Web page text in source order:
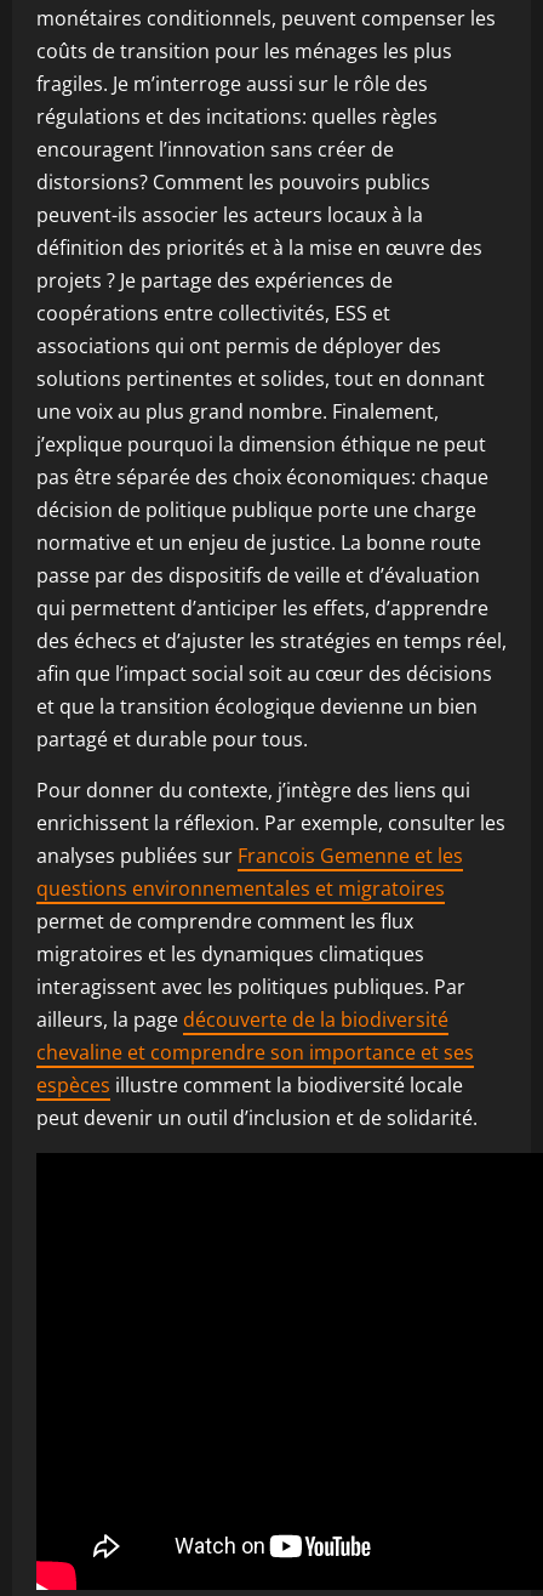
monétaires conditionnels, peuvent compenser les
coûts de transition pour les ménages les plus
fragiles. Je m’interroge aussi sur le rôle des
régulations et des incitations: quelles règles
encouragent l’innovation sans créer de
distorsions? Comment les pouvoirs publics
peuvent-ils associer les acteurs locaux à la
définition des priorités et à la mise en œuvre des
projets ? Je partage des expériences de
coopérations entre collectivités, ESS et
associations qui ont permis de déployer des
solutions pertinentes et solides, tout en donnant
une voix au plus grand nombre. Finalement,
j’explique pourquoi la dimension éthique ne peut
pas être séparée des choix économiques: chaque
décision de politique publique porte une charge
normative et un enjeu de justice. La bonne route
passe par des dispositifs de veille et d’évaluation
qui permettent d’anticiper les effets, d’apprendre
des échecs et d’ajuster les stratégies en temps réel,
afin que l’impact social soit au cœur des décisions
et que la transition écologique devienne un bien
partagé et durable pour tous.
Pour donner du contexte, j’intègre des liens qui
enrichissent la réflexion. Par exemple, consulter les
analyses publiées sur Francois Gemenne et les
questions environnementales et migratoires
permet de comprendre comment les flux
migratoires et les dynamiques climatiques
interagissent avec les politiques publiques. Par
ailleurs, la page découverte de la biodiversité
chevaline et comprendre son importance et ses
espèces illustre comment la biodiversité locale
peut devenir un outil d’inclusion et de solidarité.